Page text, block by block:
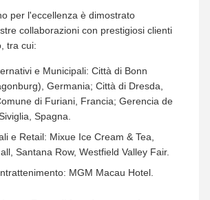
per l'eccellenza è dimostrato
collaborazioni con prestigiosi clienti
tra cui:
e Municipali: Città di Bonn
Germania; Città di Dresda,
di Furiani, Francia; Gerencia de
Spagna.
e Retail: Mixue Ice Cream & Tea,
Santana Row, Westfield Valley Fair.
MGM Macau Hotel.